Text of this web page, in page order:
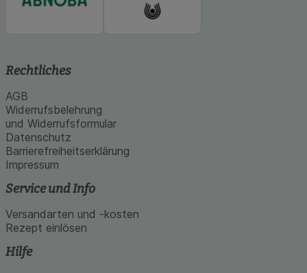
Rechtliches
AGB
Widerrufsbelehrung
und Widerrufsformular
Datenschutz
Barrierefreiheitserklärung
Impressum
Service und Info
Versandarten und -kosten
Rezept einlösen
Hilfe